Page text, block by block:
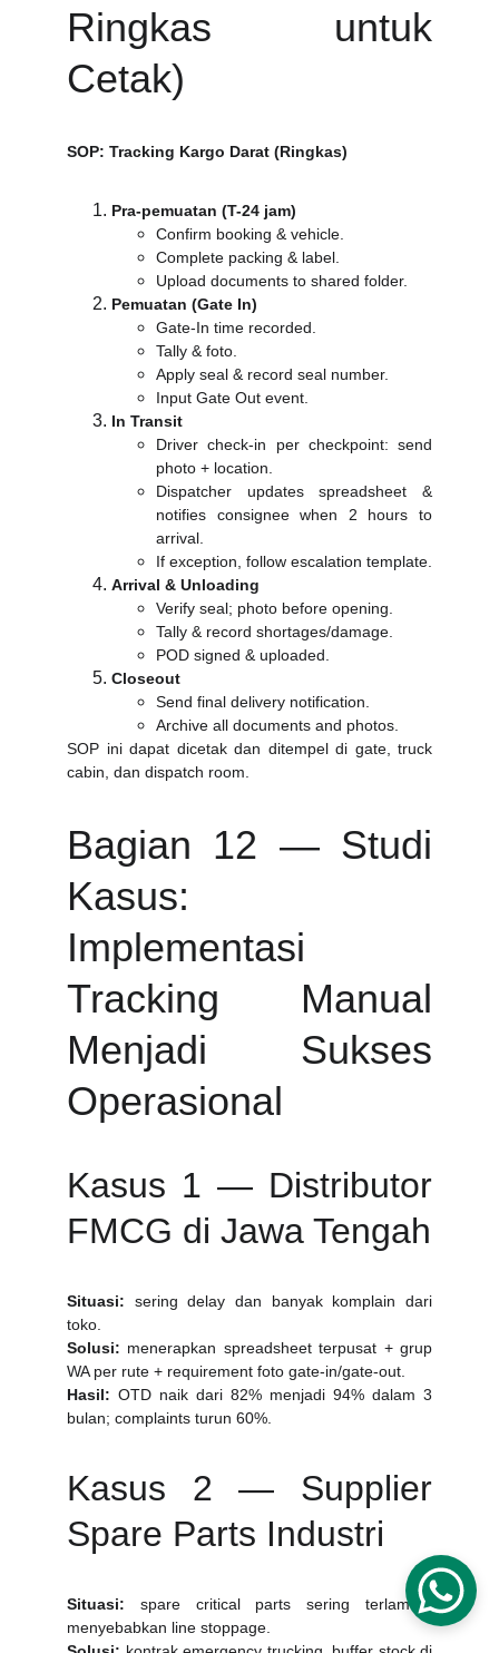
Ringkas untuk
Cetak)
SOP: Tracking Kargo Darat (Ringkas)
Pra-pemuatan (T-24 jam)
Confirm booking & vehicle.
Complete packing & label.
Upload documents to shared folder.
Pemuatan (Gate In)
Gate-In time recorded.
Tally & foto.
Apply seal & record seal number.
Input Gate Out event.
In Transit
Driver check-in per checkpoint: send
photo + location.
Dispatcher updates spreadsheet &
notifies consignee when 2 hours to
arrival.
If exception, follow escalation template.
Arrival & Unloading
Verify seal; photo before opening.
Tally & record shortages/damage.
POD signed & uploaded.
Closeout
Send final delivery notification.
Archive all documents and photos.
SOP ini dapat dicetak dan ditempel di gate, truck
cabin, dan dispatch room.
Bagian 12 — Studi
Kasus:
Implementasi
Tracking Manual
Menjadi Sukses
Operasional
Kasus 1 — Distributor
FMCG di Jawa Tengah
Situasi: sering delay dan banyak komplain dari
toko.
Solusi: menerapkan spreadsheet terpusat + grup
WA per rute + requirement foto gate-in/gate-out.
Hasil: OTD naik dari 82% menjadi 94% dalam 3
bulan; complaints turun 60%.
Kasus 2 — Supplier
Spare Parts Industri
Situasi: spare critical parts sering terlambat
menyebabkan line stoppage.